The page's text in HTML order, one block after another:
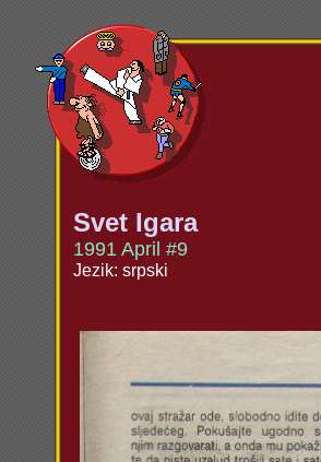
Svet Igara
1991 April #9
Jezik: srpski